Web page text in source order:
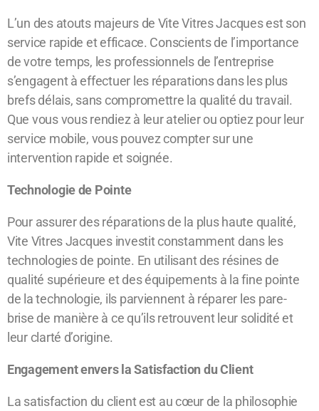
L’un des atouts majeurs de Vite Vitres Jacques est son
service rapide et efficace. Conscients de l’importance
de votre temps, les professionnels de l’entreprise
s’engagent à effectuer les réparations dans les plus
brefs délais, sans compromettre la qualité du travail.
Que vous vous rendiez à leur atelier ou optiez pour leur
service mobile, vous pouvez compter sur une
intervention rapide et soignée.
Technologie de Pointe
Pour assurer des réparations de la plus haute qualité,
Vite Vitres Jacques investit constamment dans les
technologies de pointe. En utilisant des résines de
qualité supérieure et des équipements à la fine pointe
de la technologie, ils parviennent à réparer les pare-
brise de manière à ce qu’ils retrouvent leur solidité et
leur clarté d’origine.
Engagement envers la Satisfaction du Client
La satisfaction du client est au cœur de la philosophie